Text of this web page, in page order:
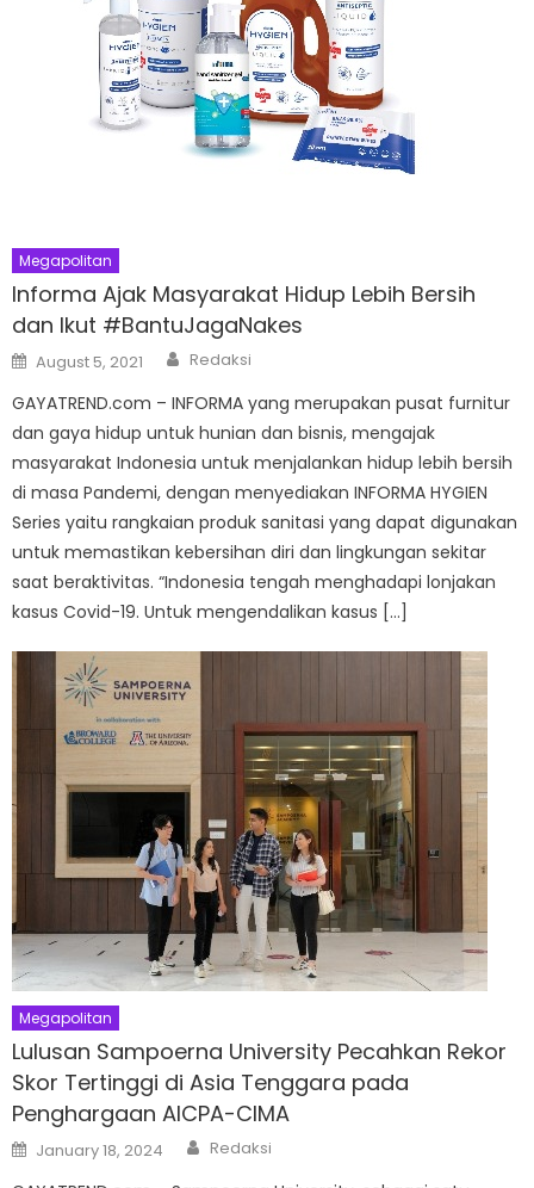
Megapolitan
Informa Ajak Masyarakat Hidup Lebih Bersih
dan Ikut #BantuJagaNakes
Posted
on
August 5, 2021 Author
Redaksi
GAYATREND.com – INFORMA yang merupakan pusat furnitur
dan gaya hidup untuk hunian dan bisnis, mengajak
masyarakat Indonesia untuk menjalankan hidup lebih bersih
di masa Pandemi, dengan menyediakan INFORMA HYGIEN
Series yaitu rangkaian produk sanitasi yang dapat digunakan
untuk memastikan kebersihan diri dan lingkungan sekitar
saat beraktivitas. “Indonesia tengah menghadapi lonjakan
kasus Covid-19. Untuk mengendalikan kasus […]
Megapolitan
Lulusan Sampoerna University Pecahkan Rekor
Skor Tertinggi di Asia Tenggara pada
Penghargaan AICPA-CIMA
Posted
on
January 18, 2024 Author
Redaksi